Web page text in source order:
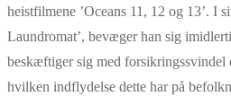
heistfilmene ’Oceans 11, 12 og 13’. I
Laundromat’, bevæger han sig
beskæftiger sig med forsikringssvindel
hvilken indflydelse dette har på